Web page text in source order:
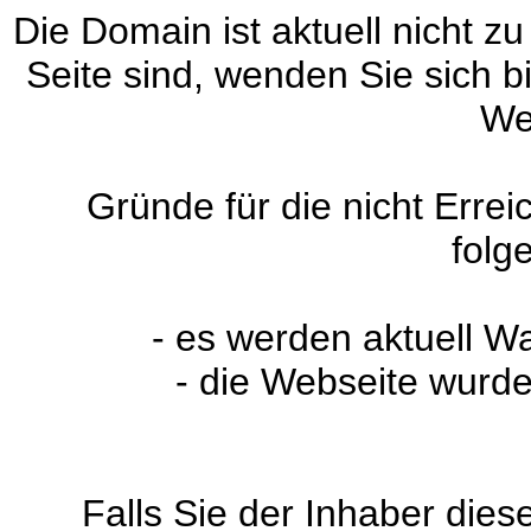
Die Domain ist aktuell nicht
Seite sind, wenden Sie sich
Gründe für die nicht
- es werden aktuell
- die Webseite
Falls Sie der Inhaber